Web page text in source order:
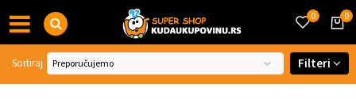
0
0
Sortiraj Filteri